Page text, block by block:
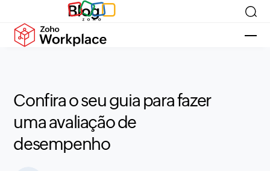
Blog
Confira o seu guia para fazer
uma avaliação de
desempenho